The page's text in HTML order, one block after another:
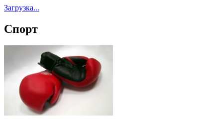
Загрузка...
Спорт